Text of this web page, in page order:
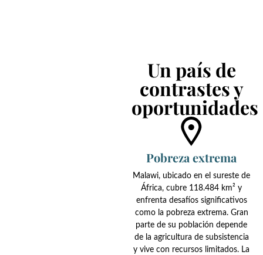
Un país de
contrastes y
oportunidades
Pobreza extrema
Malawi, ubicado en el sureste de
África, cubre 118.484 km² y
enfrenta desafíos significativos
como la pobreza extrema. Gran
parte de su población depende
de la agricultura de subsistencia
y vive con recursos limitados. La